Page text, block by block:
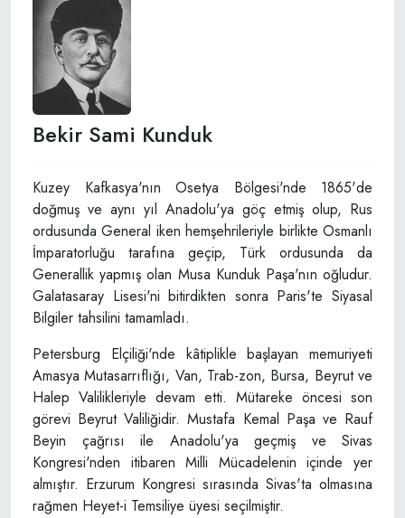
Bekir Sami Kunduk
Kuzey Kafkasya'nın Osetya Bölgesi'nde 1865'de
doğmuş ve aynı yıl Anadolu'ya göç etmiş olup, Rus
ordusunda General iken hemşehrileriyle birlikte Osmanlı
İmparatorluğu tarafına geçip, Türk ordusunda da
Generallik yapmış olan Musa Kunduk Paşa'nın oğludur.
Galatasaray Lisesi'ni bitirdikten sonra Paris'te Siyasal
Bilgiler tahsilini tamamladı.
Petersburg Elçiliği'nde kâtiplikle başlayan memuriyeti
Amasya Mutasarrıflığı, Van, Trab-zon, Bursa, Beyrut ve
Halep Valilikleriyle devam etti. Mütareke öncesi son
görevi Beyrut Valiliğidir. Mustafa Kemal Paşa ve Rauf
Beyin çağrısı ile Anadolu'ya geçmiş ve Sivas
Kongresi'nden itibaren Milli Mücadelenin içinde yer
almıştır. Erzurum Kongresi sırasında Sivas'ta olmasına
rağmen Heyet-i Temsiliye üyesi seçilmiştir.